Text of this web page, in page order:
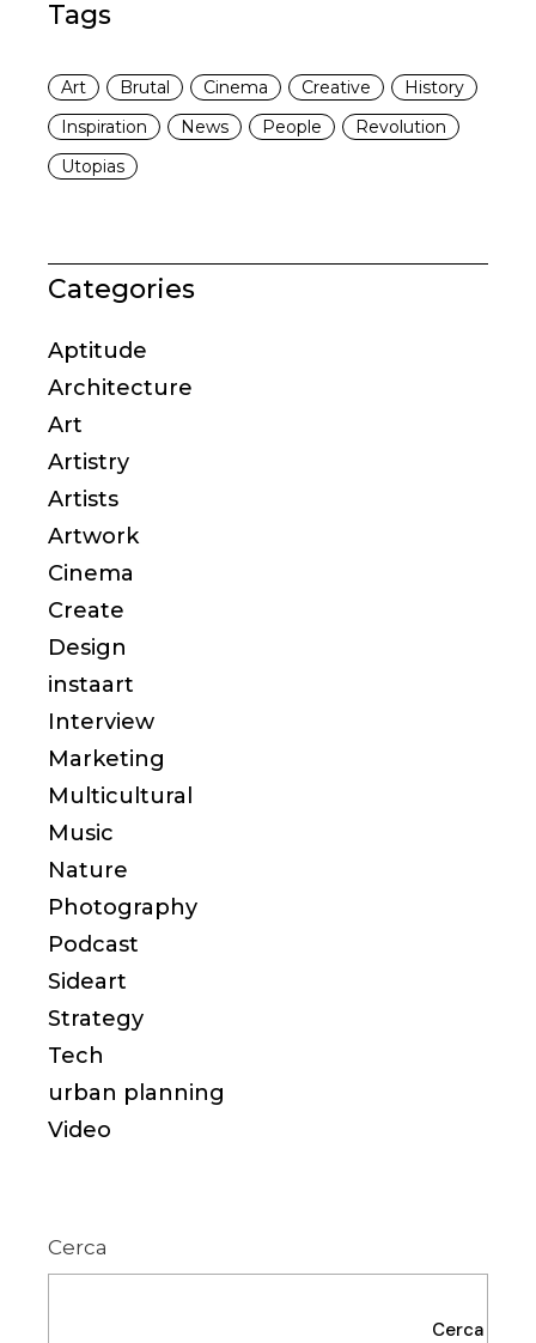
Tags
Art Brutal Cinema Creative
History
Inspiration
News People
Revolution
Utopias
Categories
Aptitude
Architecture
Art
Artistry
Artists
Artwork
Cinema
Create
Design
instaart
Interview
Marketing
Multicultural
Music
Nature
Photography
Podcast
Sideart
Strategy
Tech
urban planning
Video
Cerca
Cerca